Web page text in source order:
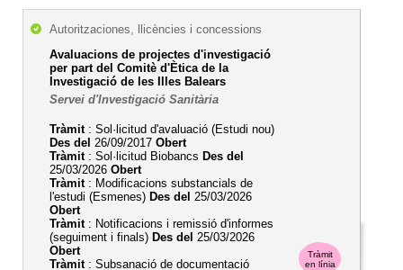
Tràmit
en línia
Autoritzaciones, llicències i concessions
Avaluacions de projectes d'investigació
per part del Comitè d'Ètica de la
Investigació de les Illes Balears
Servei d'Investigació Sanitària
Tràmit: Sol·licitud d'avaluació (Estudi nou)
Des del 26/09/2017 Obert
Tràmit: Sol·licitud Biobancs Des del
25/03/2026 Obert
Tràmit: Modificacions substancials de
l'estudi (Esmenes) Des del 25/03/2026
Obert
Tràmit: Notificacions i remissió d'informes
(seguiment i finals) Des del 25/03/2026
Obert
Tràmit: Subsanació de documentació